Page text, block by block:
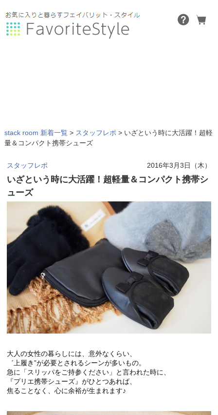
stack room 新着一覧> スタッフレポ > いざという時に大活躍！超軽
量＆コンパクト携帯シューズ
スタッフレポ 2016年3月3日（木）
いざという時に大活躍！超軽量＆コンパクト携帯シ
ューズ
大人の女性の暮らしには、意外なくらい、
゛上履き”が必要とされるシーンが多いもの。
急に「スリッパをご持参ください」と言われた時に、
『プリエ携帯シューズ』がひとつあれば、
焦ることなく、心に余裕が生まれます♪